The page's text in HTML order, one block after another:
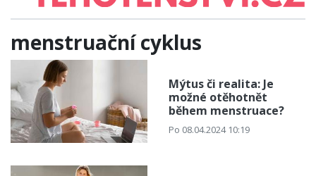
menstruační cyklus
Mýtus či realita: Je
možné otěhotnět
během menstruace?
Po 08.04.2024 10:19